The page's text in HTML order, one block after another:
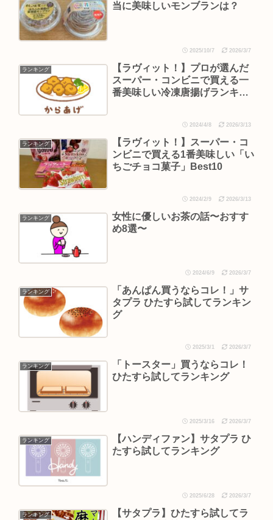
当に美味しいモンブランは？
2025/10/7 2026/3/7
ランキング
【ラヴィット！】プロが選んだ
スーパー・コンビニで買える一
番美味しい冷凍唐揚げランキン
2024/4/8 2026/3/13
ランキング
【ラヴィット！】スーパー・コ
ンビニで買える1番美味しい「い
ちごチョコ菓子」Best10
2024/2/9 2026/3/13
ランキング
女性に優しいお茶の話〜おすす
め8選〜
2024/6/9 2026/3/7
ランキング
「あんぱん買うならコレ！」サ
タプラ ひたすら試してランキン
グ
2025/3/1 2026/3/7
ランキング
「トースター」買うならコレ！
ひたすら試してランキング
2025/3/16 2026/3/7
ランキング
【ハンディファン】サタプラ ひ
たすら試してランキング
2025/6/28 2026/3/7
ランキング
【サタプラ】ひたすら試してラ